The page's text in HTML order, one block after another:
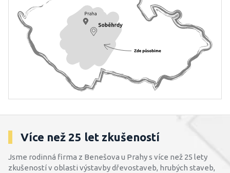
Více než 25 let zkušeností
Jsme rodinná firma z Benešova u Prahy s více než 25 lety
zkušeností v oblasti výstavby dřevostaveb, hrubých staveb,